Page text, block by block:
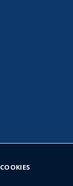
COOKIES